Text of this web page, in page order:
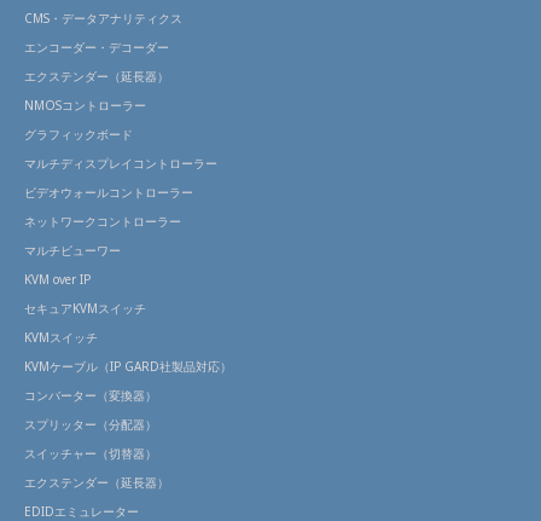
CMS・データアナリティクス
エンコーダー・デコーダー
エクステンダー（延長器）
NMOSコントローラー
グラフィックボード
マルチディスプレイコントローラー
ビデオウォールコントローラー
ネットワークコントローラー
マルチビューワー
KVM over IP
セキュアKVMスイッチ
KVMスイッチ
KVMケーブル（IP GARD社製品対応）
コンバーター（変換器）
スプリッター（分配器）
スイッチャー（切替器）
エクステンダー（延長器）
EDIDエミュレーター